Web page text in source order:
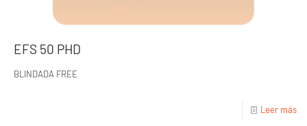
EFS 50 PHD
BLINDADA FREE
Leer más